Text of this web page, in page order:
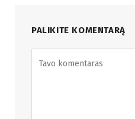
PALIKITE KOMENTARĄ